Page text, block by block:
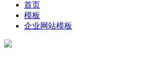
首页
模板
企业网站模板